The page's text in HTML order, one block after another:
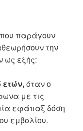
παράγουν
την
ως εξής:
ετών,όταν ο
με τις
εφάπαξ δόση
εμβολίου.